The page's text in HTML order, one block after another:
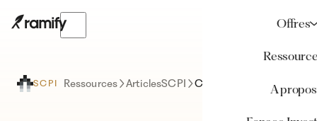
Offres
A propos
SCPI Ressources ArticlesSCPI